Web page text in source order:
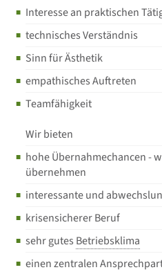
Interesse an praktischen
technisches Verständnis
Sinn für Ästhetik
empathisches Auftreten
Teamfähigkeit
Wir bieten
hohe Übernahmechancen -
übernehmen
interessante und
krisensicherer Beruf
sehr gutes Betriebsklima
einen zentralen